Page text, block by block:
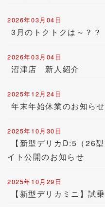
2026年03月04日
3月のトクトクは～？？
2026年03月04日
沼津店 新人紹介
2025年12月24日
年末年始休業のお知ら
2025年10月30日
【新型デリカD:5（26
イト公開のお知らせ
2025年10月29日
【新型デリカミニ】試